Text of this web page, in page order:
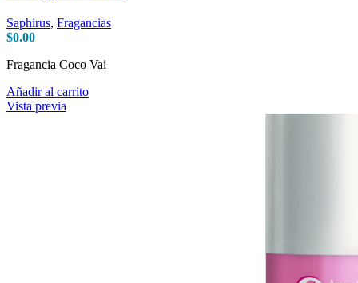
Saphirus, Fragancias
$0.00
Fragancia Coco Vai
Añadir al carrito
Vista previa